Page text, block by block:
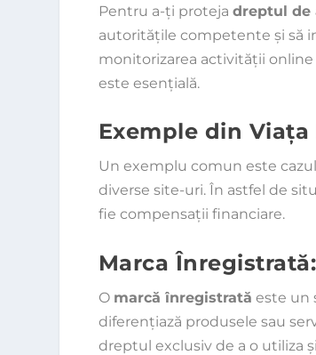
Pentru a-ți proteja dreptul de
autoritățile competente și să
monitorizarea activității
este esențială.
Exemple din Viața
Un exemplu comun este
diverse site-uri. În astfel de
fie compensații financiare.
Marca
O marcă înregistrată este un
diferențiază produsele sau
dreptul exclusiv de a o utiliza